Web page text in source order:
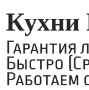
Кухни
Гарантия
Быстро
Работаем